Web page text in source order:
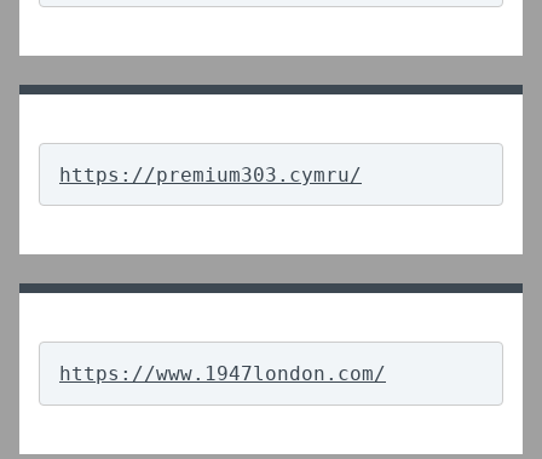
https://premium303.cymru/
https://www.1947london.com/